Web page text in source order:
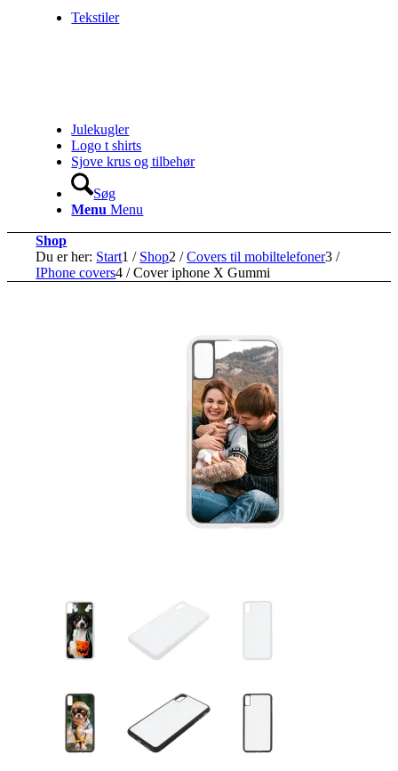
Tekstiler
Julekugler
Logo t shirts
Sjove krus og tilbehør
Søg
Menu Menu
Shop
Du er her: Start1 / Shop2 / Covers til mobiltelefoner3 /
IPhone covers4 / Cover iphone X Gummi